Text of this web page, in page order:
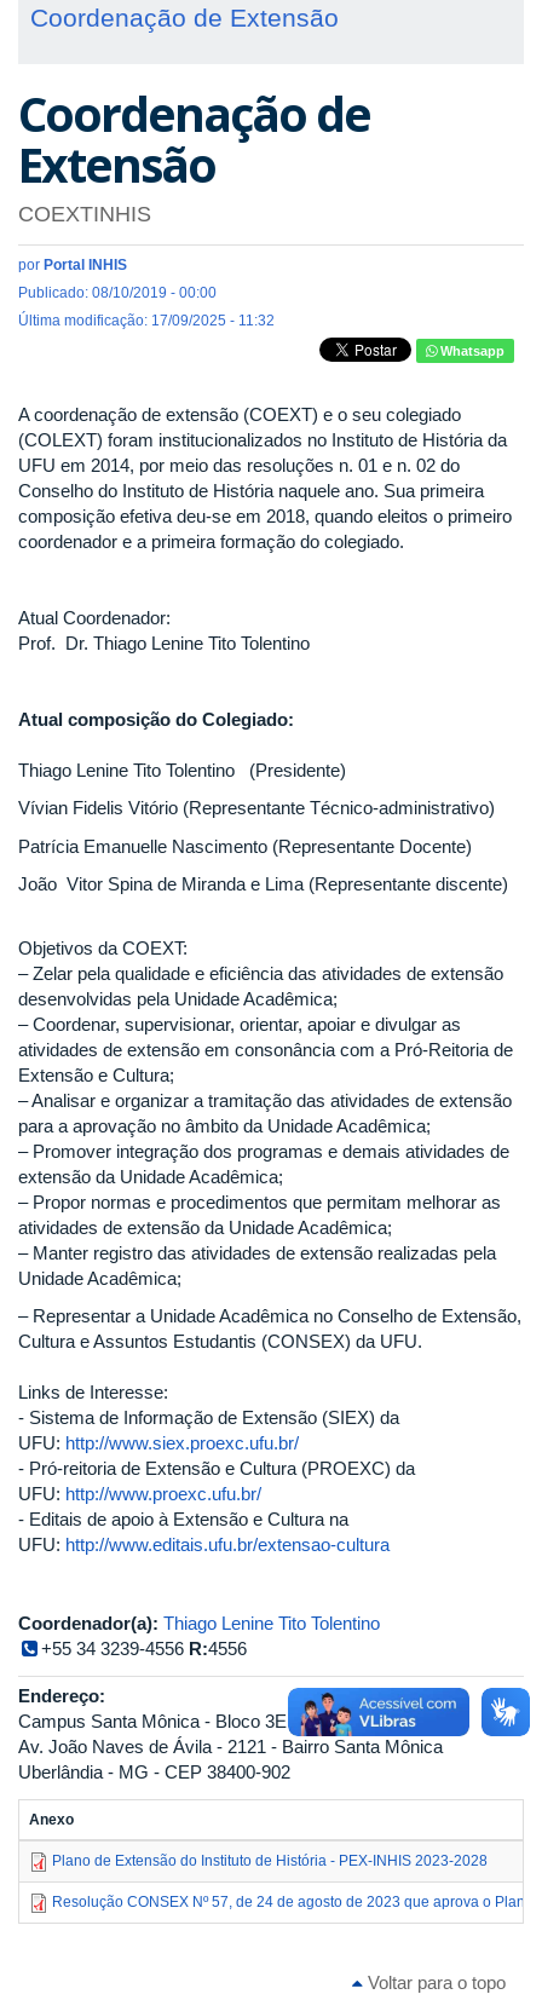
Coordenação de Extensão
Coordenação de
Extensão
COEXTINHIS
por Portal INHIS
Publicado: 08/10/2019 - 00:00
Última modificação: 17/09/2025 - 11:32
Whatsapp
A coordenação de extensão (COEXT) e o seu colegiado
(COLEXT) foram institucionalizados no Instituto de História da
UFU em 2014, por meio das resoluções n. 01 e n. 02 do
Conselho do Instituto de História naquele ano. Sua primeira
composição efetiva deu-se em 2018, quando eleitos o primeiro
coordenador e a primeira formação do colegiado.
Atual Coordenador:
Prof. Dr. Thiago Lenine Tito Tolentino
Atual composição do Colegiado:
Thiago Lenine Tito Tolentino (Presidente)
Vívian Fidelis Vitório (Representante Técnico-administrativo)
Patrícia Emanuelle Nascimento (Representante Docente)
João Vitor Spina de Miranda e Lima (Representante discente)
Objetivos da COEXT:
– Zelar pela qualidade e eficiência das atividades de extensão
desenvolvidas pela Unidade Acadêmica;
– Coordenar, supervisionar, orientar, apoiar e divulgar as
atividades de extensão em consonância com a Pró-Reitoria de
Extensão e Cultura;
– Analisar e organizar a tramitação das atividades de extensão
para a aprovação no âmbito da Unidade Acadêmica;
– Promover integração dos programas e demais atividades de
extensão da Unidade Acadêmica;
– Propor normas e procedimentos que permitam melhorar as
atividades de extensão da Unidade Acadêmica;
– Manter registro das atividades de extensão realizadas pela
Unidade Acadêmica;
– Representar a Unidade Acadêmica no Conselho de Extensão,
Cultura e Assuntos Estudantis (CONSEX) da UFU.
Links de Interesse:
- Sistema de Informação de Extensão (SIEX) da
UFU: http://www.siex.proexc.ufu.br/
- Pró-reitoria de Extensão e Cultura (PROEXC) da
UFU: http://www.proexc.ufu.br/
- Editais de apoio à Extensão e Cultura na
UFU: http://www.editais.ufu.br/extensao-cultura
Coordenador(a): Thiago Lenine Tito Tolentino
+55 34 3239-4556 R:4556
Endereço:
Campus Santa Mônica - Bloco 3E - Sala 121
Av. João Naves de Ávila - 2121 - Bairro Santa Mônica
Uberlândia - MG - CEP 38400-902
Anexo
Plano de Extensão do Instituto de História - PEX-INHIS 2023-2028
Resolução CONSEX Nº 57, de 24 de agosto de 2023 que aprova o
Voltar para o topo